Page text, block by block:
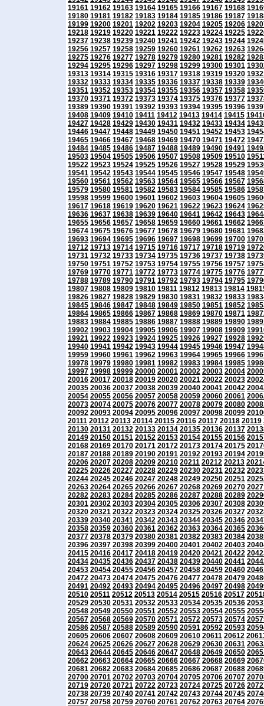
19161 19162 19163 19164 19165 19166 19167 19168
19180 19181 19182 19183 19184 19185 19186 19187
19199 19200 19201 19202 19203 19204 19205 19206
19218 19219 19220 19221 19222 19223 19224 19225
19237 19238 19239 19240 19241 19242 19243 19244
19256 19257 19258 19259 19260 19261 19262 19263
19275 19276 19277 19278 19279 19280 19281 19282
19294 19295 19296 19297 19298 19299 19300 19301
19313 19314 19315 19316 19317 19318 19319 19320
19332 19333 19334 19335 19336 19337 19338 19339
19351 19352 19353 19354 19355 19356 19357 19358
19370 19371 19372 19373 19374 19375 19376 19377
19389 19390 19391 19392 19393 19394 19395 19396
19408 19409 19410 19411 19412 19413 19414 19415
19427 19428 19429 19430 19431 19432 19433 19434
19446 19447 19448 19449 19450 19451 19452 19453
19465 19466 19467 19468 19469 19470 19471 19472
19484 19485 19486 19487 19488 19489 19490 19491
19503 19504 19505 19506 19507 19508 19509 19510
19522 19523 19524 19525 19526 19527 19528 19529
19541 19542 19543 19544 19545 19546 19547 19548
19560 19561 19562 19563 19564 19565 19566 19567
19579 19580 19581 19582 19583 19584 19585 19586
19598 19599 19600 19601 19602 19603 19604 19605
19617 19618 19619 19620 19621 19622 19623 19624
19636 19637 19638 19639 19640 19641 19642 19643
19655 19656 19657 19658 19659 19660 19661 19662
19674 19675 19676 19677 19678 19679 19680 19681
19693 19694 19695 19696 19697 19698 19699 19700
19712 19713 19714 19715 19716 19717 19718 19719
19731 19732 19733 19734 19735 19736 19737 19738
19750 19751 19752 19753 19754 19755 19756 19757
19769 19770 19771 19772 19773 19774 19775 19776
19788 19789 19790 19791 19792 19793 19794 19795
19807 19808 19809 19810 19811 19812 19813 19814
19826 19827 19828 19829 19830 19831 19832 19833
19845 19846 19847 19848 19849 19850 19851 19852
19864 19865 19866 19867 19868 19869 19870 19871
19883 19884 19885 19886 19887 19888 19889 19890
19902 19903 19904 19905 19906 19907 19908 19909
19921 19922 19923 19924 19925 19926 19927 19928
19940 19941 19942 19943 19944 19945 19946 19947
19959 19960 19961 19962 19963 19964 19965 19966
19978 19979 19980 19981 19982 19983 19984 19985
19997 19998 19999 20000 20001 20002 20003 20004
20016 20017 20018 20019 20020 20021 20022 20023
20035 20036 20037 20038 20039 20040 20041 20042
20054 20055 20056 20057 20058 20059 20060 20061
20073 20074 20075 20076 20077 20078 20079 20080
20092 20093 20094 20095 20096 20097 20098 20099
20111 20112 20113 20114 20115 20116 20117 20118 20119
20130 20131 20132 20133 20134 20135 20136 20137
20149 20150 20151 20152 20153 20154 20155 20156
20168 20169 20170 20171 20172 20173 20174 20175
20187 20188 20189 20190 20191 20192 20193 20194
20206 20207 20208 20209 20210 20211 20212 20213
20225 20226 20227 20228 20229 20230 20231 20232
20244 20245 20246 20247 20248 20249 20250 20251
20263 20264 20265 20266 20267 20268 20269 20270
20282 20283 20284 20285 20286 20287 20288 20289
20301 20302 20303 20304 20305 20306 20307 20308
20320 20321 20322 20323 20324 20325 20326 20327
20339 20340 20341 20342 20343 20344 20345 20346
20358 20359 20360 20361 20362 20363 20364 20365
20377 20378 20379 20380 20381 20382 20383 20384
20396 20397 20398 20399 20400 20401 20402 20403
20415 20416 20417 20418 20419 20420 20421 20422
20434 20435 20436 20437 20438 20439 20440 20441
20453 20454 20455 20456 20457 20458 20459 20460
20472 20473 20474 20475 20476 20477 20478 20479
20491 20492 20493 20494 20495 20496 20497 20498
20510 20511 20512 20513 20514 20515 20516 20517
20529 20530 20531 20532 20533 20534 20535 20536
20548 20549 20550 20551 20552 20553 20554 20555
20567 20568 20569 20570 20571 20572 20573 20574
20586 20587 20588 20589 20590 20591 20592 20593
20605 20606 20607 20608 20609 20610 20611 20612
20624 20625 20626 20627 20628 20629 20630 20631
20643 20644 20645 20646 20647 20648 20649 20650
20662 20663 20664 20665 20666 20667 20668 20669
20681 20682 20683 20684 20685 20686 20687 20688
20700 20701 20702 20703 20704 20705 20706 20707
20719 20720 20721 20722 20723 20724 20725 20726
20738 20739 20740 20741 20742 20743 20744 20745
20757 20758 20759 20760 20761 20762 20763 20764